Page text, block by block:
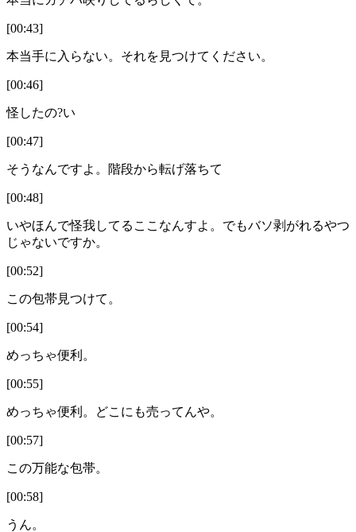
[00:43]
本当手に入らない。それを見つけてください。
[00:46]
怪したの?い
[00:47]
そうなんですよ。階段から転げ落ちて
[00:48]
いやほんで怪我してるここなんすよ。でもバソ剥がれるやつ
じゃないですか。
[00:52]
この包帯見つけて。
[00:54]
めっちゃ便利。
[00:55]
めっちゃ便利。どこにも売ってんや。
[00:57]
この万能な包帯。
[00:58]
うん。